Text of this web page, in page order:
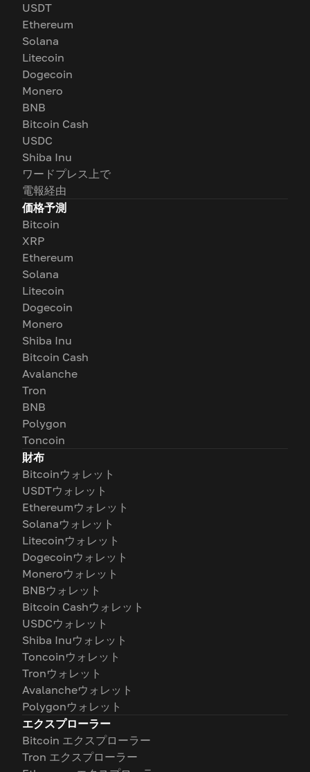
USDT
Ethereum
Solana
Litecoin
Dogecoin
Monero
BNB
Bitcoin Cash
USDC
Shiba Inu
ワードプレス上で
電報経由
価格予測
Bitcoin
XRP
Ethereum
Solana
Litecoin
Dogecoin
Monero
Shiba Inu
Bitcoin Cash
Avalanche
Tron
BNB
Polygon
Toncoin
財布
Bitcoinウォレット
USDTウォレット
Ethereumウォレット
Solanaウォレット
Litecoinウォレット
Dogecoinウォレット
Moneroウォレット
BNBウォレット
Bitcoin Cashウォレット
USDCウォレット
Shiba Inuウォレット
Toncoinウォレット
Tronウォレット
Avalancheウォレット
Polygonウォレット
エクスプローラー
Bitcoin エクスプローラー
Tron エクスプローラー